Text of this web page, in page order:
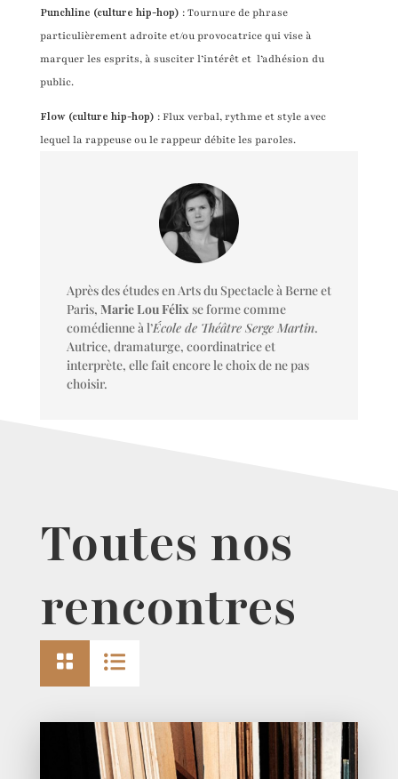
Punchline (culture hip-hop) : Tournure de phrase
particulièrement adroite et/ou provocatrice qui vise à
marquer les esprits, à susciter l’intérêt et l’adhésion du
public.
Flow (culture hip-hop) : Flux verbal, rythme et style avec
lequel la rappeuse ou le rappeur débite les paroles.
Après des études en Arts du Spectacle à Berne et
Paris, Marie Lou Félixse forme comme
comédienne à l’École de Théâtre Serge Martin.
Autrice, dramaturge, coordinatrice et
interprète, elle fait encore le choix de ne pas
choisir.
Toutes nos
rencontres
 